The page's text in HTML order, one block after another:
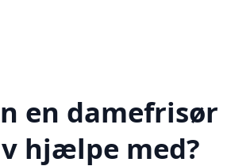
en damefrisør
hjælpe med?